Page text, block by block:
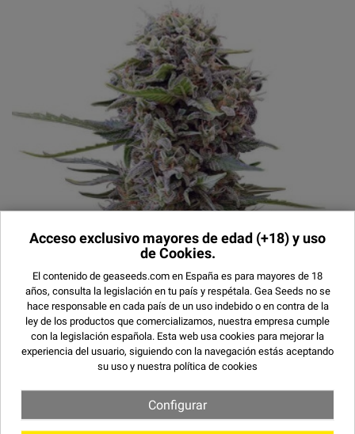
Acceso exclusivo mayores de edad (+18) y uso
de Cookies.
El contenido de geaseeds.com en España es para mayores de 18
años, consulta la legislación en tu país y respétala. Gea Seeds no se
hace responsable en cada país de un uso indebido o en contra de la
ley de los productos que comercializamos, nuestra empresa cumple
con la legislación española. Esta web usa cookies para mejorar la
experiencia del usuario, siguiendo con la navegación estás aceptando
su uso y nuestra política de cookies
Configurar